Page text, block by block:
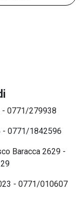
- 0771/279938
- 0771/1842596
Baracca 2629 -
- 0771/010607